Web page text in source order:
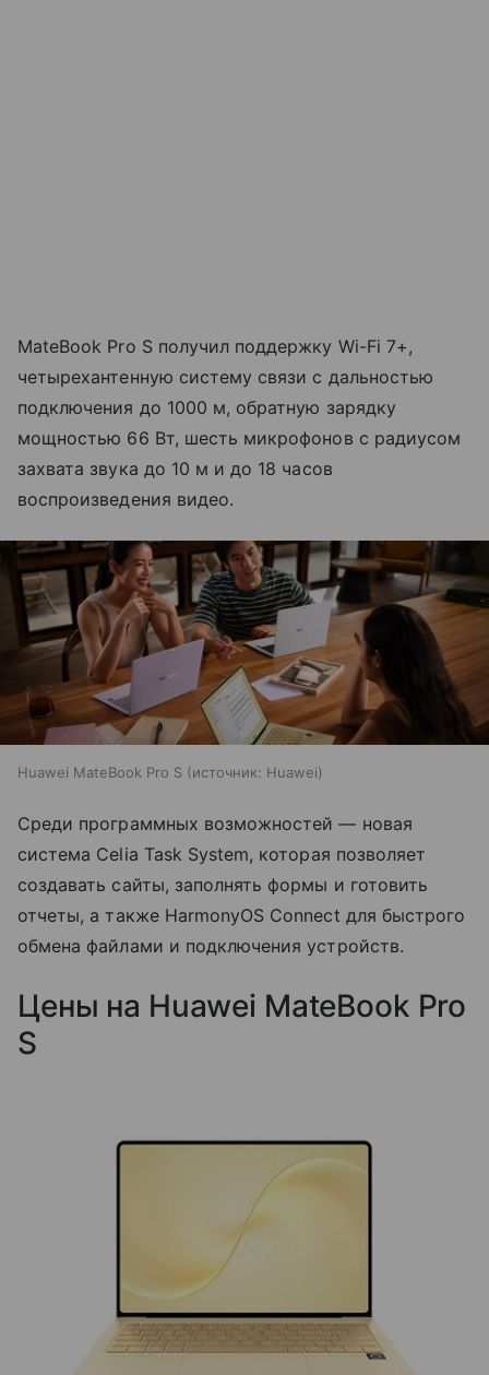
MateBook Pro S получил поддержку Wi-Fi 7+,
четырехантенную систему связи с дальностью
подключения до 1000 м, обратную зарядку
мощностью 66 Вт, шесть микрофонов с радиусом
захвата звука до 10 м и до 18 часов
воспроизведения видео.
Huawei MateBook Pro S источник: Huawei
Среди программных возможностей — новая
система Celia Task System, которая позволяет
создавать сайты, заполнять формы и готовить
отчеты, а также HarmonyOS Connect для быстрого
обмена файлами и подключения устройств.
Цены на Huawei MateBook Pro
S